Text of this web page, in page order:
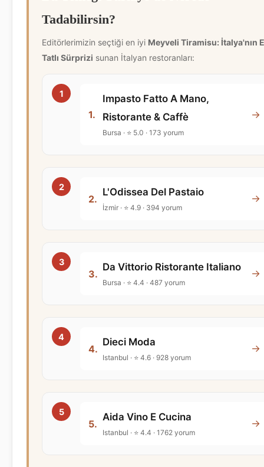
Tadabilirsin?
Editörlerimizin seçtiği en iyi Meyveli Tiramisu: İtalya'nın
Tatlı Sürprizi sunan İtalyan restoranları:
1.
Impasto Fatto A Mano,
Ristorante & Caffè
Bursa · ⭐ 5.0 · 173 yorum
→
2.
L'Odissea Del Pastaio
İzmir · ⭐ 4.9 · 394 yorum
→
3.
Da Vittorio Ristorante Italiano
Bursa · ⭐ 4.4 · 487 yorum
→
4.
Dieci Moda
Istanbul · ⭐ 4.6 · 928 yorum
→
5.
Aida Vino E Cucina
Istanbul · ⭐ 4.4 · 1762 yorum
→